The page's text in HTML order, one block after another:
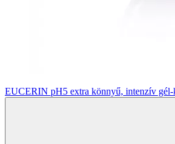
EUCERIN pH5 extra könnyű, intenzív